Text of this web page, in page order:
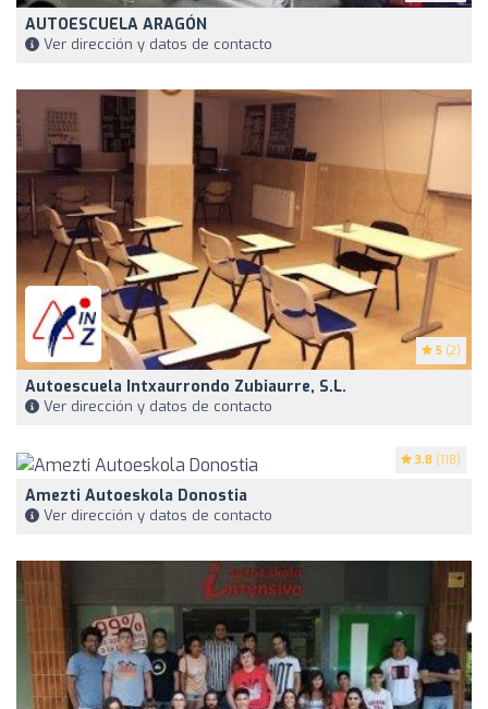
AUTOESCUELA ARAGÓN
Ver dirección y datos de contacto
5 (2)
Autoescuela Intxaurrondo Zubiaurre, S.L.
Ver dirección y datos de contacto
3.8 (118)
Amezti Autoeskola Donostia
Ver dirección y datos de contacto